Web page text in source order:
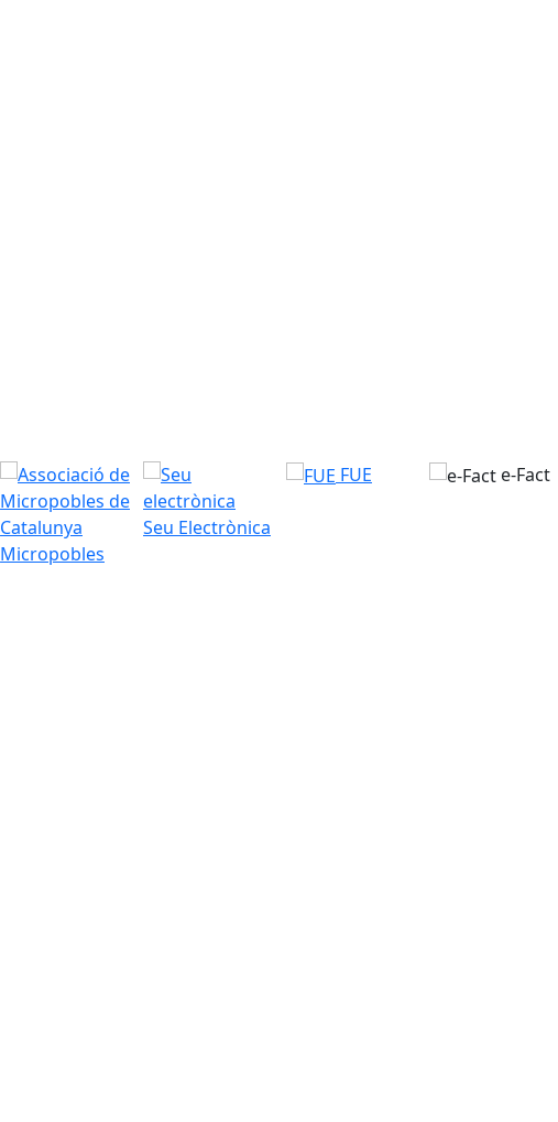
Micropobles
Seu Electrònica
FUE e-Fact